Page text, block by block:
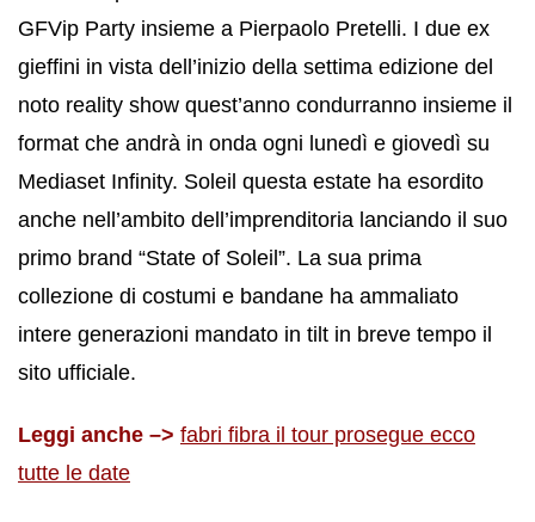
GFVip Party insieme a Pierpaolo Pretelli. I due ex
gieffini in vista dell’inizio della settima edizione del
noto reality show quest’anno condurranno insieme il
format che andrà in onda ogni lunedì e giovedì su
Mediaset Infinity. Soleil questa estate ha esordito
anche nell’ambito dell’imprenditoria lanciando il suo
primo brand “State of Soleil”. La sua prima
collezione di costumi e bandane ha ammaliato
intere generazioni mandato in tilt in breve tempo il
sito ufficiale.
Leggi anche –> fabri fibra il tour prosegue ecco
tutte le date